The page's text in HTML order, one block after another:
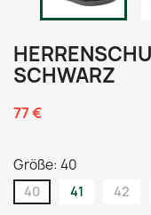
SCHWARZ
77 €
Größe: 40
40 41 42